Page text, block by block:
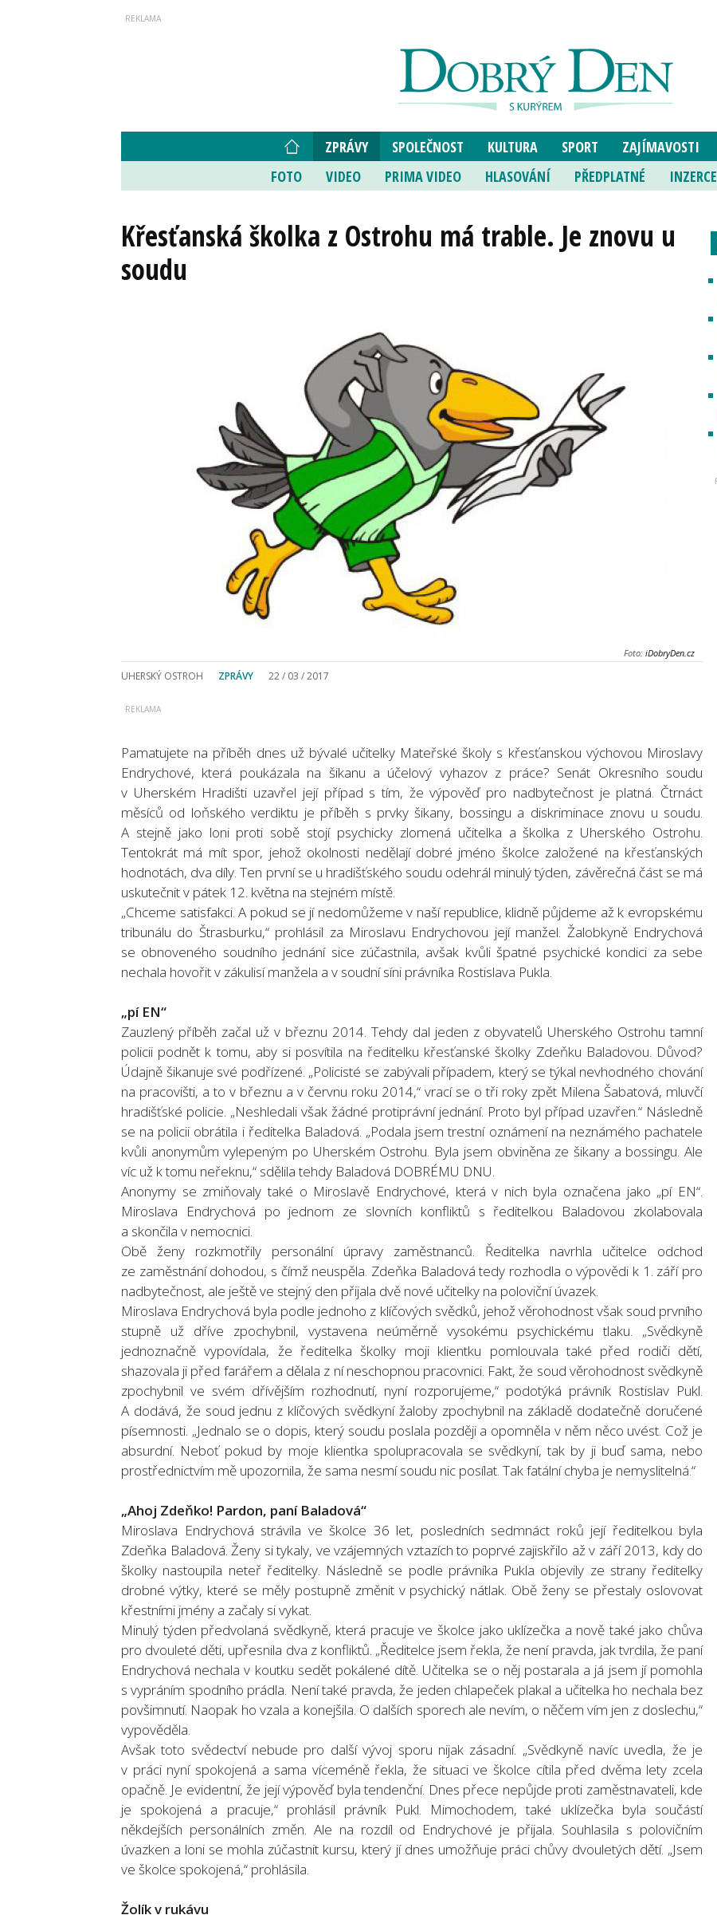
ZPRÁVY SPOLEČNOST KULTURA SPORT ZAJÍMAVOSTI
FOTO
VIDEO PRIMA VIDEO HLASOVÁNÍ PŘEDPLATNÉ INZERCE
Křesťanská školka z Ostrohu má trable. Je znovu u
soudu
Foto: iDobryDen.cz
UHERSKÝ OSTROH ZPRÁVY 22 / 03 / 2017
Pamatujete na příběh dnes už bývalé učitelky Mateřské školy s křesťanskou výchovou Miroslavy
Endrychové, která poukázala na šikanu a účelový vyhazov z práce? Senát Okresního soudu
v Uherském Hradišti uzavřel její případ s tím, že výpověď pro nadbytečnost je platná. Čtrnáct
měsíců od loňského verdiktu je příběh s prvky šikany, bossingu a diskriminace znovu u soudu.
A stejně jako loni proti sobě stojí psychicky zlomená učitelka a školka z Uherského Ostrohu.
Tentokrát má mít spor, jehož okolnosti nedělají dobré jméno školce založené na křesťanských
hodnotách, dva díly. Ten první se u hradišťského soudu odehrál minulý týden, závěrečná část se má
uskutečnit v pátek 12. května na stejném místě.
„Chceme satisfakci. A pokud se jí nedomůžeme v naší republice, klidně půjdeme až k evropskému
tribunálu do Štrasburku,“ prohlásil za Miroslavu Endrychovou její manžel. Žalobkyně Endrychová
se obnoveného soudního jednání sice zúčastnila, avšak kvůli špatné psychické kondici za sebe
nechala hovořit v zákulisí manžela a v soudní síni právníka Rostislava Pukla.
„pí EN“
Zauzlený příběh začal už v březnu 2014. Tehdy dal jeden z obyvatelů Uherského Ostrohu tamní
policii podnět k tomu, aby si posvítila na ředitelku křesťanské školky Zdeňku Baladovou. Důvod?
Údajně šikanuje své podřízené. „Policisté se zabývali případem, který se týkal nevhodného chování
na pracovišti, a to v březnu a v červnu roku 2014,“ vrací se o tři roky zpět Milena Šabatová, mluvčí
hradišťské policie. „Neshledali však žádné protiprávní jednání. Proto byl případ uzavřen.“ Následně
se na policii obrátila i ředitelka Baladová. „Podala jsem trestní oznámení na neznámého pachatele
kvůli anonymům vylepeným po Uherském Ostrohu. Byla jsem obviněna ze šikany a bossingu. Ale
víc už k tomu neřeknu,“ sdělila tehdy Baladová DOBRÉMU DNU.
Anonymy se zmiňovaly také o Miroslavě Endrychové, která v nich byla označena jako „pí EN“.
Miroslava Endrychová po jednom ze slovních konfliktů s ředitelkou Baladovou zkolabovala
a skončila v nemocnici.
Obě ženy rozkmotřily personální úpravy zaměstnanců. Ředitelka navrhla učitelce odchod
ze zaměstnání dohodou, s čímž neuspěla. Zdeňka Baladová tedy rozhodla o výpovědi k 1. září pro
nadbytečnost, ale ještě ve stejný den přijala dvě nové učitelky na poloviční úvazek.
Miroslava Endrychová byla podle jednoho z klíčových svědků, jehož věrohodnost však soud prvního
stupně už dříve zpochybnil, vystavena neúměrně vysokému psychickému tlaku. „Svědkyně
jednoznačně vypovídala, že ředitelka školky moji klientku pomlouvala také před rodiči dětí,
shazovala ji před farářem a dělala z ní neschopnou pracovnici. Fakt, že soud věrohodnost svědkyně
zpochybnil ve svém dřívějším rozhodnutí, nyní rozporujeme,“ podotýká právník Rostislav Pukl.
A dodává, že soud jednu z klíčových svědkyní žaloby zpochybnil na základě dodatečně doručené
písemnosti. „Jednalo se o dopis, který soudu poslala později a opomněla v něm něco uvést. Což je
absurdní. Neboť pokud by moje klientka spolupracovala se svědkyní, tak by ji buď sama, nebo
prostřednictvím mě upozornila, že sama nesmí soudu nic posílat. Tak fatální chyba je nemyslitelná.“
„Ahoj Zdeňko! Pardon, paní Baladová“
Miroslava Endrychová strávila ve školce 36 let, posledních sedmnáct roků její ředitelkou byla
Zdeňka Baladová. Ženy si tykaly, ve vzájemných vztazích to poprvé zajiskřilo až v září 2013, kdy do
školky nastoupila neteř ředitelky. Následně se podle právníka Pukla objevily ze strany ředitelky
drobné výtky, které se měly postupně změnit v psychický nátlak. Obě ženy se přestaly oslovovat
křestními jmény a začaly si vykat.
Minulý týden předvolaná svědkyně, která pracuje ve školce jako uklízečka a nově také jako chůva
pro dvouleté děti, upřesnila dva z konfliktů. „Ředitelce jsem řekla, že není pravda, jak tvrdila, že paní
Endrychová nechala v koutku sedět pokálené dítě. Učitelka se o něj postarala a já jsem jí pomohla
s vypráním spodního prádla. Není také pravda, že jeden chlapeček plakal a učitelka ho nechala bez
povšimnutí. Naopak ho vzala a konejšila. O dalších sporech ale nevím, o něčem vím jen z doslechu,“
vypověděla.
Avšak toto svědectví nebude pro další vývoj sporu nijak zásadní. „Svědkyně navíc uvedla, že je
v práci nyní spokojená a sama víceméně řekla, že situaci ve školce cítila před dvěma lety zcela
opačně. Je evidentní, že její výpověď byla tendenční. Dnes přece nepůjde proti zaměstnavateli, kde
je spokojená a pracuje,“ prohlásil právník Pukl. Mimochodem, také uklízečka byla součástí
někdejších personálních změn. Ale na rozdíl od Endrychové je přijala. Souhlasila s polovičním
úvazken a loni se mohla zúčastnit kursu, který jí dnes umožňuje práci chůvy dvouletých dětí. „Jsem
ve školce spokojená,“ prohlásila.
Žolík v rukávu